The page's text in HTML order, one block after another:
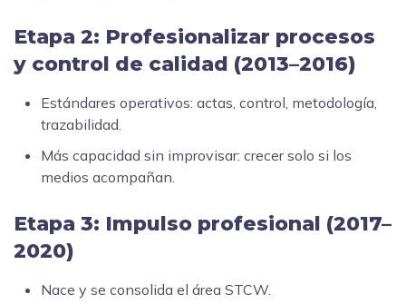
Etapa 2: Profesionalizar procesos
y control de calidad (2013–2016)
Estándares operativos: actas, control, metodología,
trazabilidad.
Más capacidad sin improvisar: crecer solo si los
medios acompañan.
Etapa 3: Impulso profesional (2017–
2020)
Nace y se consolida el área STCW.